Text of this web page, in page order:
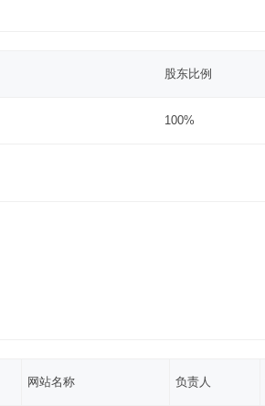
股东比例
100%
网站名称 负责人